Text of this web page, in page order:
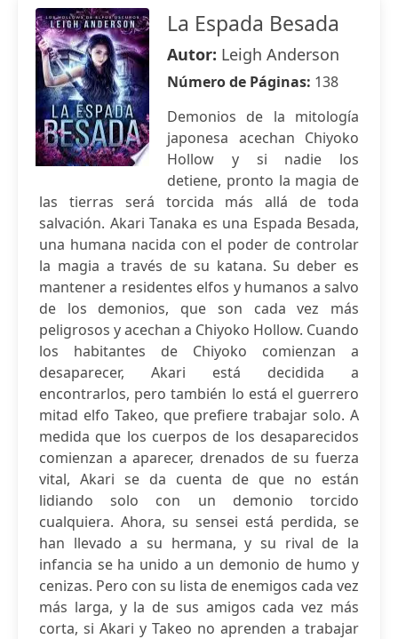
La Espada Besada
Autor: Leigh Anderson
Número de Páginas: 138
Demonios de la mitología
japonesa acechan Chiyoko
Hollow y si nadie los
detiene, pronto la magia de
las tierras será torcida más allá de toda
salvación. Akari Tanaka es una Espada Besada,
una humana nacida con el poder de controlar
la magia a través de su katana. Su deber es
mantener a residentes elfos y humanos a salvo
de los demonios, que son cada vez más
peligrosos y acechan a Chiyoko Hollow. Cuando
los habitantes de Chiyoko comienzan a
desaparecer, Akari está decidida a
encontrarlos, pero también lo está el guerrero
mitad elfo Takeo, que prefiere trabajar solo. A
medida que los cuerpos de los desaparecidos
comienzan a aparecer, drenados de su fuerza
vital, Akari se da cuenta de que no están
lidiando solo con un demonio torcido
cualquiera. Ahora, su sensei está perdida, se
han llevado a su hermana, y su rival de la
infancia se ha unido a un demonio de humo y
cenizas. Pero con su lista de enemigos cada vez
más larga, y la de sus amigos cada vez más
corta, si Akari y Takeo no aprenden a trabajar